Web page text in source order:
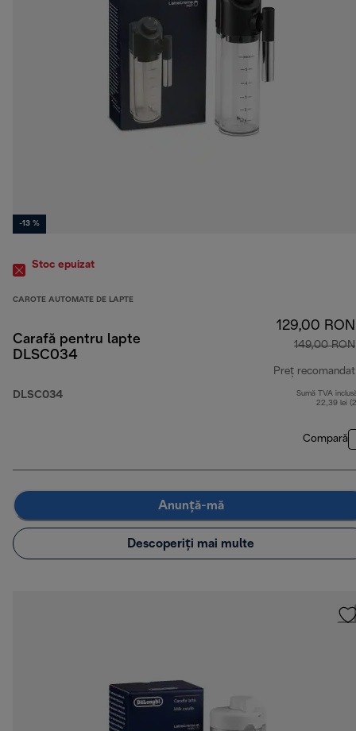
-13 %
Stoc epuizat
CAROTE AUTOMATE DE LAPTE
Carafă pentru lapte
DLSC034
DLSC034
129,00 RON
149,00 RON
Preț recomandat
Sumă TVA
22,39 lei
Compară
Anunță-mă
Descoperiți mai multe